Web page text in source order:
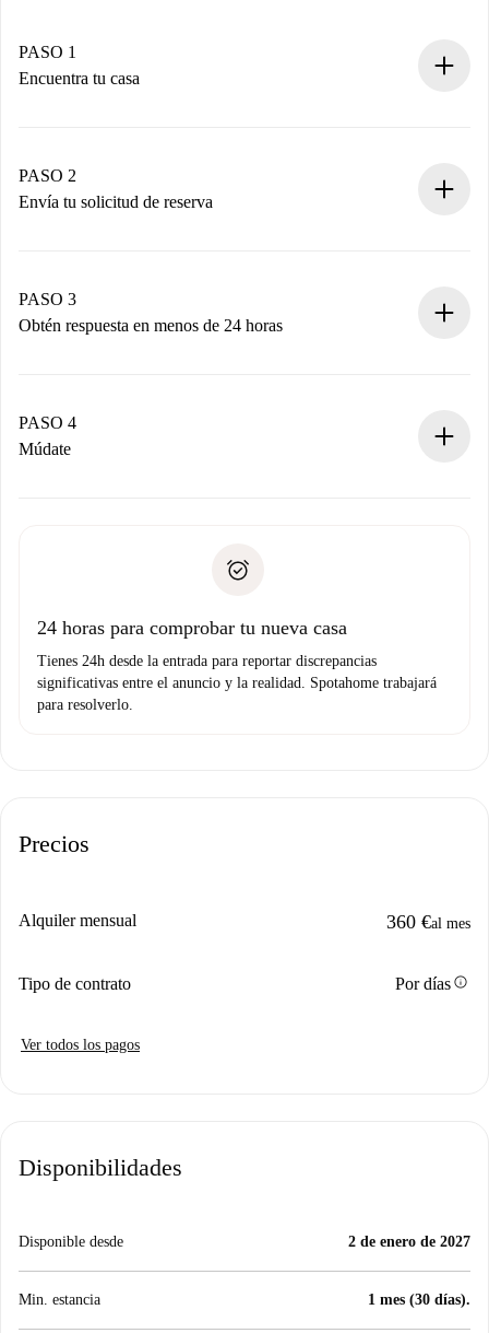
PASO 1
Encuentra tu casa
Tienes toda la información necesaria por adelantado.
PASO 2
Envía tu solicitud de reserva
propietario acepte.
PASO 3
Obtén respuesta en menos de 24 horas
contacto con el propietario.
Si es rechazada: No te haremos ningún cargo y te
Prueba de solvencia
PASO 4
Múdate
no nos comunicas ningún problema.
24 horas para comprobar tu nueva casa
Tienes 24h desde la entrada para reportar discrepancias
significativas entre el anuncio y la realidad. Spotahome trabajará
para resolverlo.
Precios
Alquiler mensual 360 €al mes
Tipo de contrato Por díasinfo
Ver todos los pagos
Disponibilidades
Disponible desde 2 de enero de 2027
Min. estancia 1 mes (30 días).